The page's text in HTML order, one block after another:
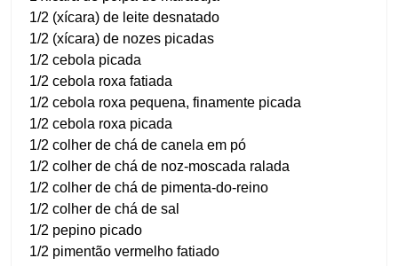
1/2 (xícara) de leite desnatado
1/2 (xícara) de nozes picadas
1/2 cebola picada
1/2 cebola roxa fatiada
1/2 cebola roxa pequena, finamente picada
1/2 cebola roxa picada
1/2 colher de chá de canela em pó
1/2 colher de chá de noz-moscada ralada
1/2 colher de chá de pimenta-do-reino
1/2 colher de chá de sal
1/2 pepino picado
1/2 pimentão vermelho fatiado